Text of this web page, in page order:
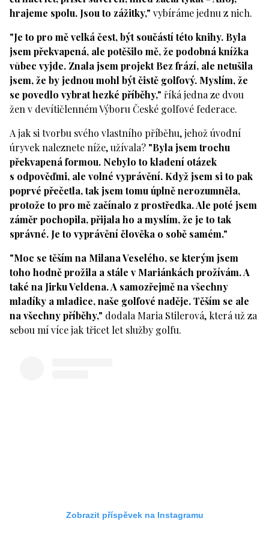
hrajeme spolu. Jsou to zážitky," vybíráme jednu z nich.
"Je to pro mě velká čest, být součástí této knihy. Byla
jsem překvapená, ale potěšilo mě, že podobná knížka
vůbec vyjde. Znala jsem projekt Bez frází, ale netušila
jsem, že by jednou mohl být čistě golfový. Myslím, že
se povedlo vybrat hezké příběhy," říká jedna ze dvou
žen v devítičlenném Výboru České golfové federace.
A jak si tvorbu svého vlastního příběhu, jehož úvodní
úryvek naleznete níže, užívala? "Byla jsem trochu
překvapená formou. Nebylo to kladení otázek
s odpověďmi, ale volné vyprávění. Když jsem si to pak
poprvé přečetla, tak jsem tomu úplně nerozumněla,
protože to pro mě začínalo z prostředka. Ale poté jsem
záměr pochopila, přijala ho a myslím, že je to tak
správné. Je to vyprávění člověka o sobě samém."
"Moc se těším na Milana Veselého, se kterým jsem
toho hodně prožila a stále v Mariánkách prožívám. A
také na Jirku Veldena. A samozřejmě na všechny
mladíky a mladice, naše golfové naděje. Těším se ale
na všechny příběhy," dodala Maria Stilerová, která už za
sebou mí více jak třicet let služby golfu.
Zobrazit příspěvek na Instagramu